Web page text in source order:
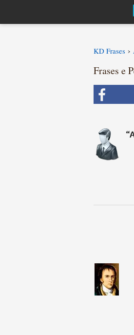
KD Frases ›
Frases e
“